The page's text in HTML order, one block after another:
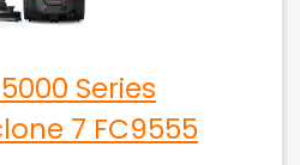
Series
7 FC9555